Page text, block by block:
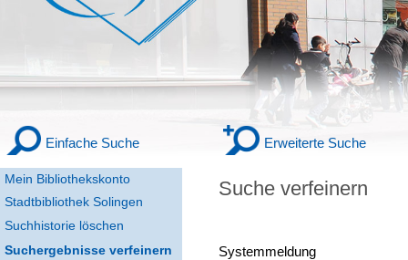
Mein Bibliothekskonto
Stadtbibliothek Solingen
Einfache Suche Erweiterte Suche
Suchhistorie löschen
Suchergebnisse verfeinern
Suche verfeinern
Systemmeldung